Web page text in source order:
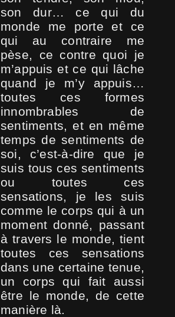
son dur… ce qui du
monde me porte et ce
qui au contraire me
pèse, ce contre quoi je
m’appuis et ce qui lâche
quand je m’y appuis…
toutes ces formes
innombrables de
sentiments, et en même
temps de sentiments de
soi, c’est-à-dire que je
suis tous ces sentiments
ou toutes ces
sensations, je les suis
comme le corps qui à un
moment donné, passant
à travers le monde, tient
toutes ces sensations
dans une certaine tenue,
un corps qui fait aussi
être le monde, de cette
manière là.